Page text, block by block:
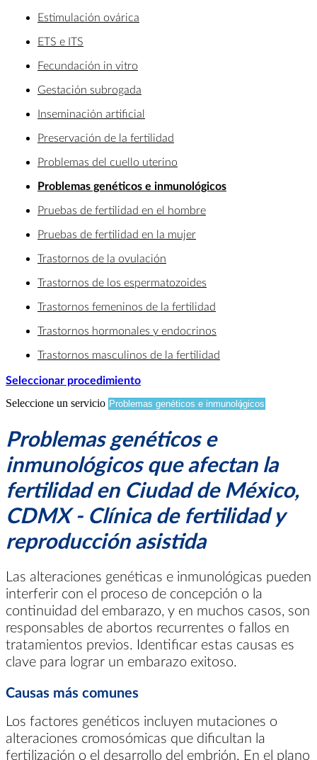
Estimulación ovárica
ETS e ITS
Fecundación in vitro
Gestación subrogada
Inseminación artificial
Preservación de la fertilidad
Problemas del cuello uterino
Problemas genéticos e inmunológicos
Pruebas de fertilidad en el hombre
Pruebas de fertilidad en la mujer
Trastornos de la ovulación
Trastornos de los espermatozoides
Trastornos femeninos de la fertilidad
Trastornos hormonales y endocrinos
Trastornos masculinos de la fertilidad
Seleccionar procedimiento
Seleccione un servicio
Problemas genéticos e
inmunológicos que afectan la
fertilidad en Ciudad de México,
CDMX - Clínica de fertilidad y
reproducción asistida
Las alteraciones genéticas e inmunológicas pueden
interferir con el proceso de concepción o la
continuidad del embarazo, y en muchos casos, son
responsables de abortos recurrentes o fallos en
tratamientos previos. Identificar estas causas es
clave para lograr un embarazo exitoso.
Causas más comunes
Los factores genéticos incluyen mutaciones o
alteraciones cromosómicas que dificultan la
fertilización o el desarrollo del embrión. En el plano